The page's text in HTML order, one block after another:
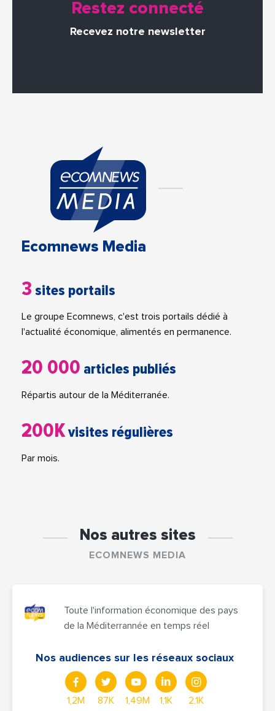
Restez connecté
Recevez notre newsletter
Ecomnews Media
3 sites portails
Le groupe Ecomnews, c'est trois portails dédié à
l'actualité économique, alimentés en permanence.
20 000 articles publiés
Répartis autour de la Méditerranée.
200Kvisites régulières
Par mois.
Nos autres sites
ECOMNEWS MEDIA
Toute l'information économique des pays
de la Méditerrannée en temps réel
Nos audiences sur les réseaux sociaux
1,2M 87K 1,49M 1,1K 2,1K